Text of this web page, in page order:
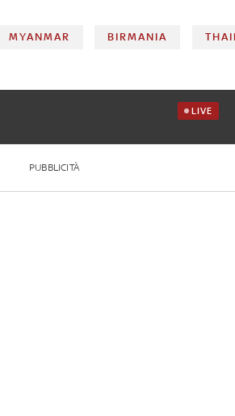
MYANMAR BIRMANIA
LIVE
PUBBLICITÀ